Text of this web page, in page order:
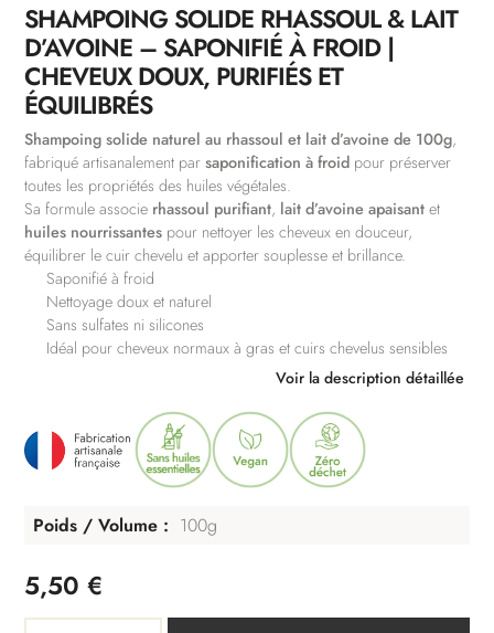
SHAMPOING SOLIDE RHASSOUL & LAIT
D’AVOINE – SAPONIFIÉ À FROID |
CHEVEUX DOUX, PURIFIÉS ET
ÉQUILIBRÉS
Shampoing solide naturel au rhassoul et lait d’avoine de 100g,
fabriqué artisanalement parsaponification à froid pour préserver
toutes les propriétés des huiles végétales.
Sa formule associe rhassoul purifiant, lait d’avoine apaisant et
huiles nourrissantes pour nettoyer les cheveux en douceur,
équilibrer le cuir chevelu et apporter souplesse et brillance.
Saponifié à froid
Nettoyage doux et naturel
Sans sulfates ni silicones
Idéal pour cheveux normaux à gras et cuirs chevelus sensibles
Voir la description détaillée
Poids / Volume 100g
5,50€